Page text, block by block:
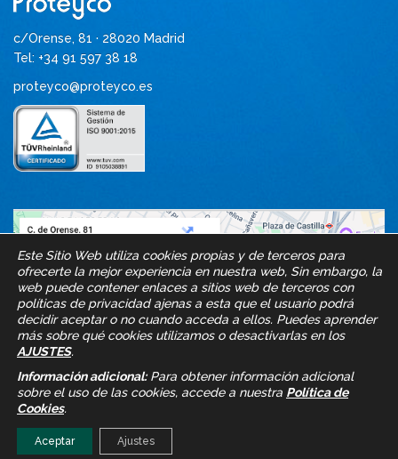
c/Orense, 81 · 28020 Madrid
Tel: +34 91 597 38 18
proteyco@proteyco.es
Este Sitio Web utiliza cookies propias y de terceros para
ofrecerte la mejor experiencia en nuestra web, Sin embargo, la
web puede contener enlaces a sitios web de terceros con
políticas de privacidad ajenas a esta que el usuario podrá
decidir aceptar o no cuando acceda a ellos. Puedes aprender
más sobre qué cookies utilizamos o desactivarlas en los
AJUSTES.
Información adicional:Para obtener información adicional
sobre el uso de las cookies, accede a nuestra Política de
Cookies.
Aceptar Ajustes